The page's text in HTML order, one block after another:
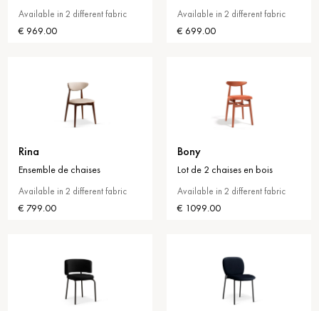
Available in 2 different fabric
€ 969.00
Available in 2 different fabric
€ 699.00
Rina
Ensemble de chaises
Available in 2 different fabric
€ 799.00
Bony
Lot de 2 chaises en bois
Available in 2 different fabric
€ 1099.00